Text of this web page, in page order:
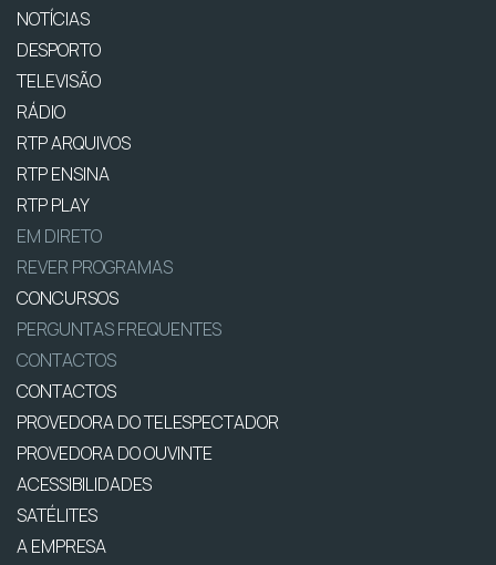
NOTÍCIAS
DESPORTO
TELEVISÃO
RÁDIO
RTP ARQUIVOS
RTP ENSINA
RTP PLAY
EM DIRETO
REVER PROGRAMAS
CONCURSOS
PERGUNTAS FREQUENTES
CONTACTOS
CONTACTOS
PROVEDORA DO TELESPECTADOR
PROVEDORA DO OUVINTE
ACESSIBILIDADES
SATÉLITES
A EMPRESA